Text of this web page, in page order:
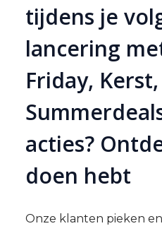
tijdens je
lancering
Friday,
acties?
doen hebt
Onze klanten pieken